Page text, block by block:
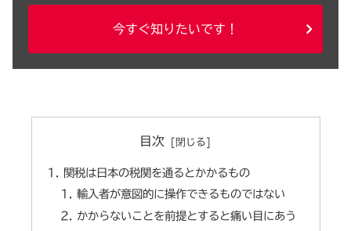
今すぐ知りたいです！
目次
関税は日本の税関を通るとかかるもの
輸入者が意図的に操作できるものではない
かからないことを前提とすると痛い目にあう